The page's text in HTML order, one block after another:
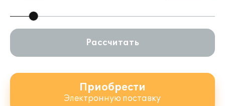
Рассчитать
Приобрести
Электронную поставку